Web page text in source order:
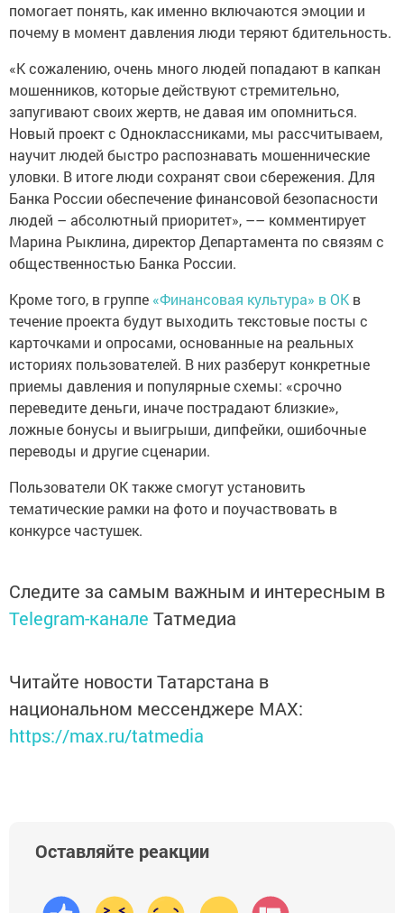
помогает понять, как именно включаются эмоции и
почему в момент давления люди теряют бдительность.
«К сожалению, очень много людей попадают в капкан
мошенников, которые действуют стремительно,
запугивают своих жертв, не давая им опомниться.
Новый проект c Одноклассниками, мы рассчитываем,
научит людей быстро распознавать мошеннические
уловки. В итоге люди сохранят свои сбережения. Для
Банка России обеспечение финансовой безопасности
людей – абсолютный приоритет», –– комментирует
Марина Рыклина, директор Департамента по связям с
общественностью Банка России.
Кроме того, в группе «Финансовая культура» в ОК в
течение проекта будут выходить текстовые посты с
карточками и опросами, основанные на реальных
историях пользователей. В них разберут конкретные
приемы давления и популярные схемы: «срочно
переведите деньги, иначе пострадают близкие»,
ложные бонусы и выигрыши, дипфейки, ошибочные
переводы и другие сценарии.
Пользователи ОК также смогут установить
тематические рамки на фото и поучаствовать в
конкурсе частушек.
Следите за самым важным и интересным в
Telegram-канале Татмедиа
Читайте новости Татарстана в
национальном мессенджере MАХ:
https://max.ru/tatmedia
Оставляйте реакции